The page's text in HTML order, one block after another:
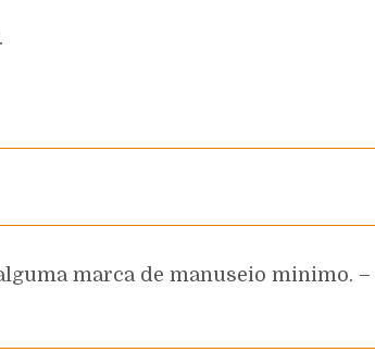
marca de manuseio minimo. –